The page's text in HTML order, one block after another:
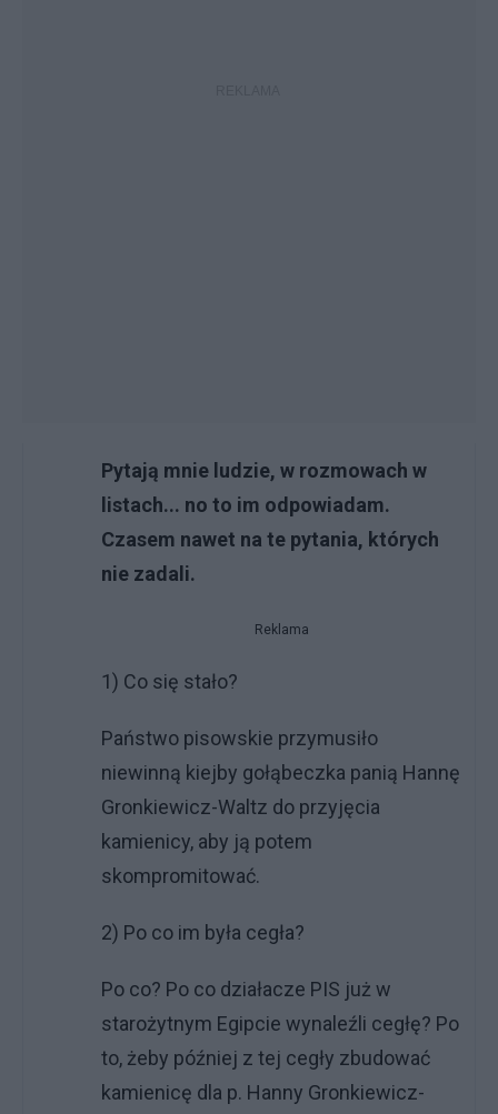
Pytają mnie ludzie, w rozmowach w
listach... no to im odpowiadam.
Czasem nawet na te pytania, których
nie zadali.
Reklama
1) Co się stało?
Państwo pisowskie przymusiło
niewinną kiejby gołąbeczka panią Hannę
Gronkiewicz-Waltz do przyjęcia
kamienicy, aby ją potem
skompromitować.
2) Po co im była cegła?
Po co? Po co działacze PIS już w
starożytnym Egipcie wynaleźli cegłę? Po
to, żeby później z tej cegły zbudować
kamienicę dla p. Hanny Gronkiewicz-